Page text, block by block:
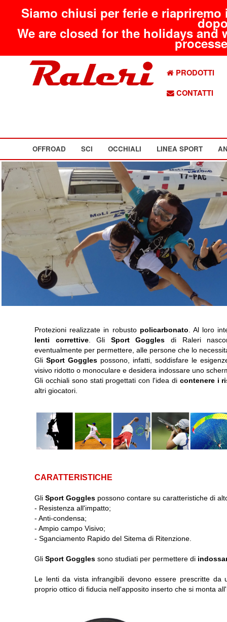
Siamo chiusi per ferie e
We are closed for the holidays
PRODOTTI
CONTATTI
OFFROAD SCI OCCHIALI LINEA SPORT
Protezioni realizzate in robusto policarbonato . Al loro
lenti correttive. Gli Sport Goggles di Raleri
eventualmente per permettere, alle persone che lo
Gli Sport Gogglespossono, infatti, soddisfare le
visivo ridotto o monoculare e desidera indossare uno
Gli occhiali sono stati progettati con l'idea di contenere i
altri giocatori.
CARATTERISTICHE
Gli Sport Goggles possono contare su caratteristiche di
- Resistenza all'impatto;
- Anti-condensa;
- Ampio campo Visivo;
- Sganciamento Rapido del Sitema di Ritenzione.
Gli Sport Goggles sono studiati per permettere di
Le lenti da vista infrangibili devono essere prescritte da
proprio ottico di fiducia nell'apposito inserto che si monta